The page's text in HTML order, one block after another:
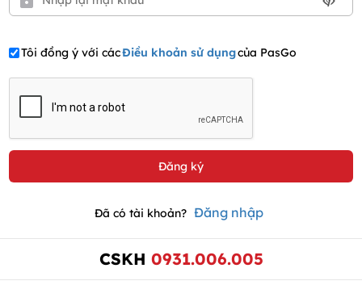
Tôi đồng ý với cácĐiều khoản sử dụngcủa PasGo
Đã có tài khoản? Đăng nhập
CSKH 0931.006.005